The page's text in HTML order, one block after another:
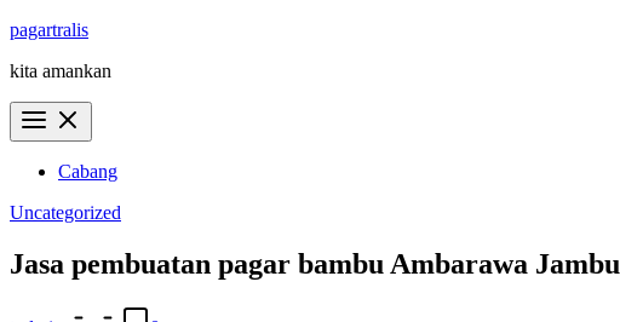
Skip
content
pagartralis
kita amankan
Cabang
Uncategorized
Jasa pembuatan pagar bambu Ambarawa Jambu